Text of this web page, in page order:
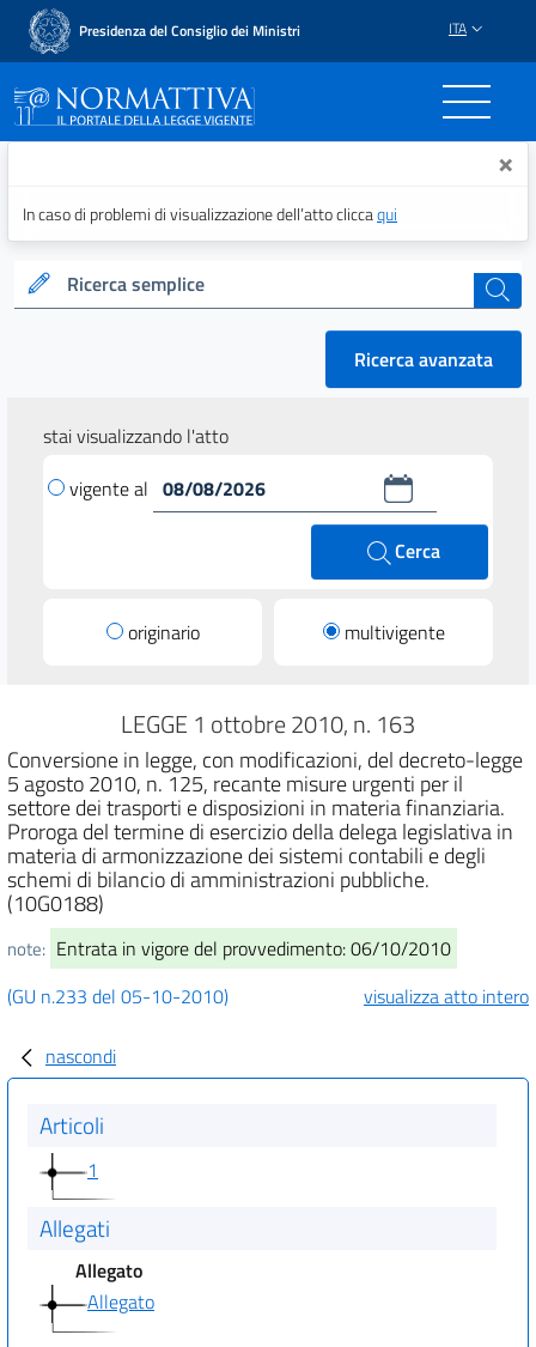
Presidenza del Consiglio dei Ministri ITA
Normattiva - Il portale ×
In caso di problemi di visualizzazione dell’atto cliccaqui
Ricerca semplice cerca
Ricerca avanzata
stai visualizzando l'atto
vigente al
Cerca
originario multivigente
LEGGE 1 ottobre 2010, n. 163
Conversione in legge, con modificazioni, del decreto-legge
5 agosto 2010, n. 125, recante misure urgenti per il
settore dei trasporti e disposizioni in materia finanziaria.
Proroga del termine di esercizio della delega legislativa in
materia di armonizzazione dei sistemi contabili e degli
schemi di bilancio di amministrazioni pubbliche.
(10G0188)
note: Entrata in vigore del provvedimento: 06/10/2010
(GU n.233 del 05-10-2010)
visualizza atto intero
nascondi
Articoli
1
Allegati
Allegato
Allegato